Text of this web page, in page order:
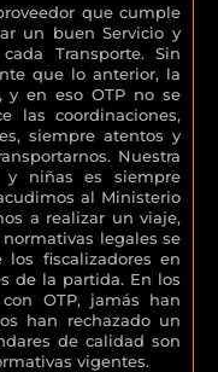
que cumple
un buen Servicio y
Transporte. Sin
que lo anterior, la
y en eso OTP no se
las coordinaciones,
siempre atentos y
Nuestra
y niñas es siempre
al Ministerio
a realizar un viaje,
legales se
fiscalizadores en
de la partida. En los
OTP, jamás han
han rechazado un
de calidad son
vigentes.